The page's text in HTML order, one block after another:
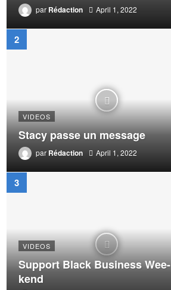
par Rédaction April 1, 2022
VIDEOS
Stacy passe un message
par Rédaction April 1, 2022
VIDEOS
Support Black Business Wee-
kend